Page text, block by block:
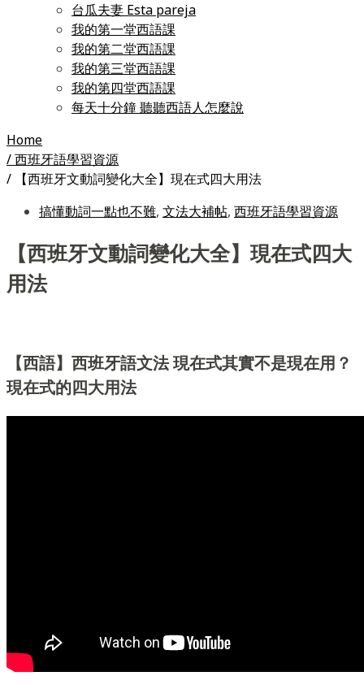
台瓜夫妻 Esta pareja
我的第一堂西語課
我的第二堂西語課
我的第三堂西語課
我的第四堂西語課
每天十分鐘 聽聽西語人怎麼說
Home
/ 西班牙語學習資源
/ 【西班牙文動詞變化大全】現在式四大用法
搞懂動詞一點也不難, 文法大補帖, 西班牙語學習資源
【西班牙文動詞變化大全】現在式四大
用法
【西語】西班牙語文法 現在式其實不是現在用？
現在式的四大用法